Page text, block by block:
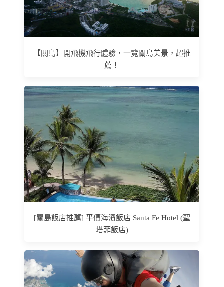
【關島】開飛機飛行體驗，一覽關島美景，超推
薦！
[關島飯店推薦] 平價海濱飯店 Santa Fe Hotel (聖
塔菲飯店)